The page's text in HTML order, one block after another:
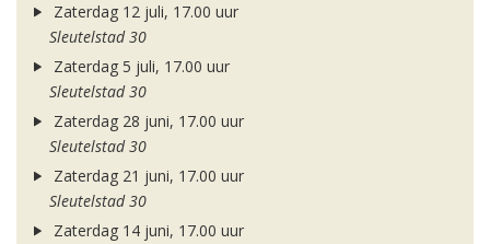
Zaterdag 12 juli, 17.00 uur
Sleutelstad 30
Zaterdag 5 juli, 17.00 uur
Sleutelstad 30
Zaterdag 28 juni, 17.00 uur
Sleutelstad 30
Zaterdag 21 juni, 17.00 uur
Sleutelstad 30
Zaterdag 14 juni, 17.00 uur